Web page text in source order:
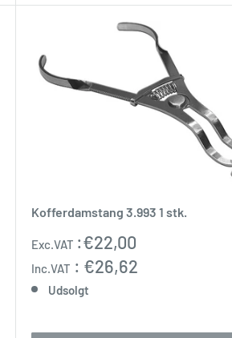
Kofferdamstang 3.993 1 stk.
Udsalgspris
Exc.VAT :€22,00
Inc.VAT : €26,62
Udsolgt